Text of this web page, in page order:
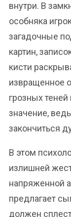
внутри. В
особняка
загадочные
картин,
кисти
извращенное
грозных
значение,
закончиться
В этом
излишней
напряженной
предлагает
должен